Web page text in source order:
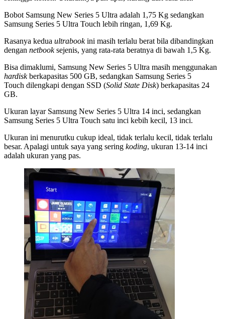
Bobot Samsung New Series 5 Ultra adalah 1,75 Kg sedangkan
Samsung Series 5 Ultra Touch lebih ringan, 1,69 Kg.
Rasanya kedua ultrabookini masih terlalu berat bila dibandingkan
dengan netbooksejenis, yang rata-rata beratnya di bawah 1,5 Kg.
Bisa dimaklumi, Samsung New Series 5 Ultra masih menggunakan
hardiskberkapasitas 500 GB, sedangkan Samsung Series 5
Touch dilengkapi dengan SSD (Solid State Disk) berkapasitas 24
GB.
Ukuran layar Samsung New Series 5 Ultra 14 inci, sedangkan
Samsung Series 5 Ultra Touch satu inci kebih kecil, 13 inci.
Ukuran ini menurutku cukup ideal, tidak terlalu kecil, tidak terlalu
besar. Apalagi untuk saya yang sering koding, ukuran 13-14 inci
adalah ukuran yang pas.